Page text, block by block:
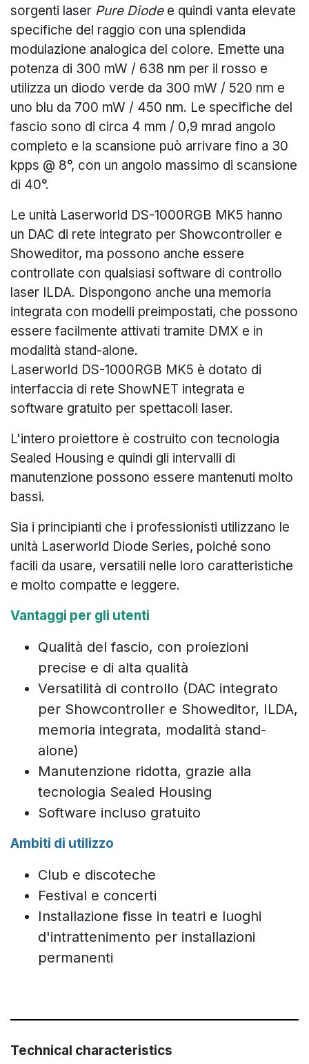
sorgenti laser Pure Diodee quindi vanta elevate
specifiche del raggio con una splendida
modulazione analogica del colore. Emette una
potenza di 300 mW / 638 nm per il rosso e
utilizza un diodo verde da 300 mW / 520 nm e
uno blu da 700 mW / 450 nm. Le specifiche del
fascio sono di circa 4 mm / 0,9 mrad angolo
completo e la scansione può arrivare fino a 30
kpps @ 8°, con un angolo massimo di scansione
di 40°.
Le unità Laserworld DS-1000RGB MK5 hanno
un DAC di rete integrato per Showcontroller e
Showeditor, ma possono anche essere
controllate con qualsiasi software di controllo
laser ILDA. Dispongono anche una memoria
integrata con modelli preimpostati, che possono
essere facilmente attivati ​​tramite DMX e in
modalità stand-alone.
Laserworld DS-1000RGB MK5 è dotato di
interfaccia di rete ShowNET integrata e
software gratuito per spettacoli laser.
L'intero proiettore è costruito con tecnologia
Sealed Housing e quindi gli intervalli di
manutenzione possono essere mantenuti molto
bassi.
Sia i principianti che i professionisti utilizzano le
unità Laserworld Diode Series, poiché sono
facili da usare, versatili nelle loro caratteristiche
e molto compatte e leggere.
Vantaggi per gli utenti
Qualità del fascio, con proiezioni
precise e di alta qualità
Versatilità di controllo (DAC integrato
per Showcontroller e Showeditor, ILDA,
memoria integrata, modalità stand-
alone)
Manutenzione ridotta, grazie alla
tecnologia Sealed Housing
Software incluso gratuito
Ambiti di utilizzo
Club e discoteche
Festival e concerti
Installazione fisse in teatri e luoghi
d'intrattenimento per installazioni
permanenti
Technical characteristics